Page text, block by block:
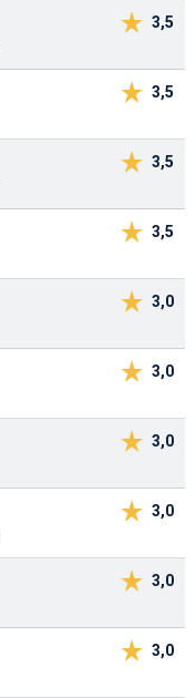
3,5
3,5
3,5
3,5
3,0
3,0
3,0
3,0
3,0
3,0